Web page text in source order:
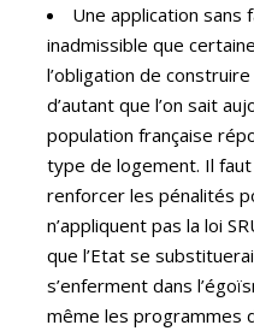
Une application sans
inadmissible que
l’obligation de
d’autant que l’on sait
population française
type de logement. Il
renforcer les pénalités
n’appliquent pas la loi
que l’Etat se
s’enferment dans
même les programmes